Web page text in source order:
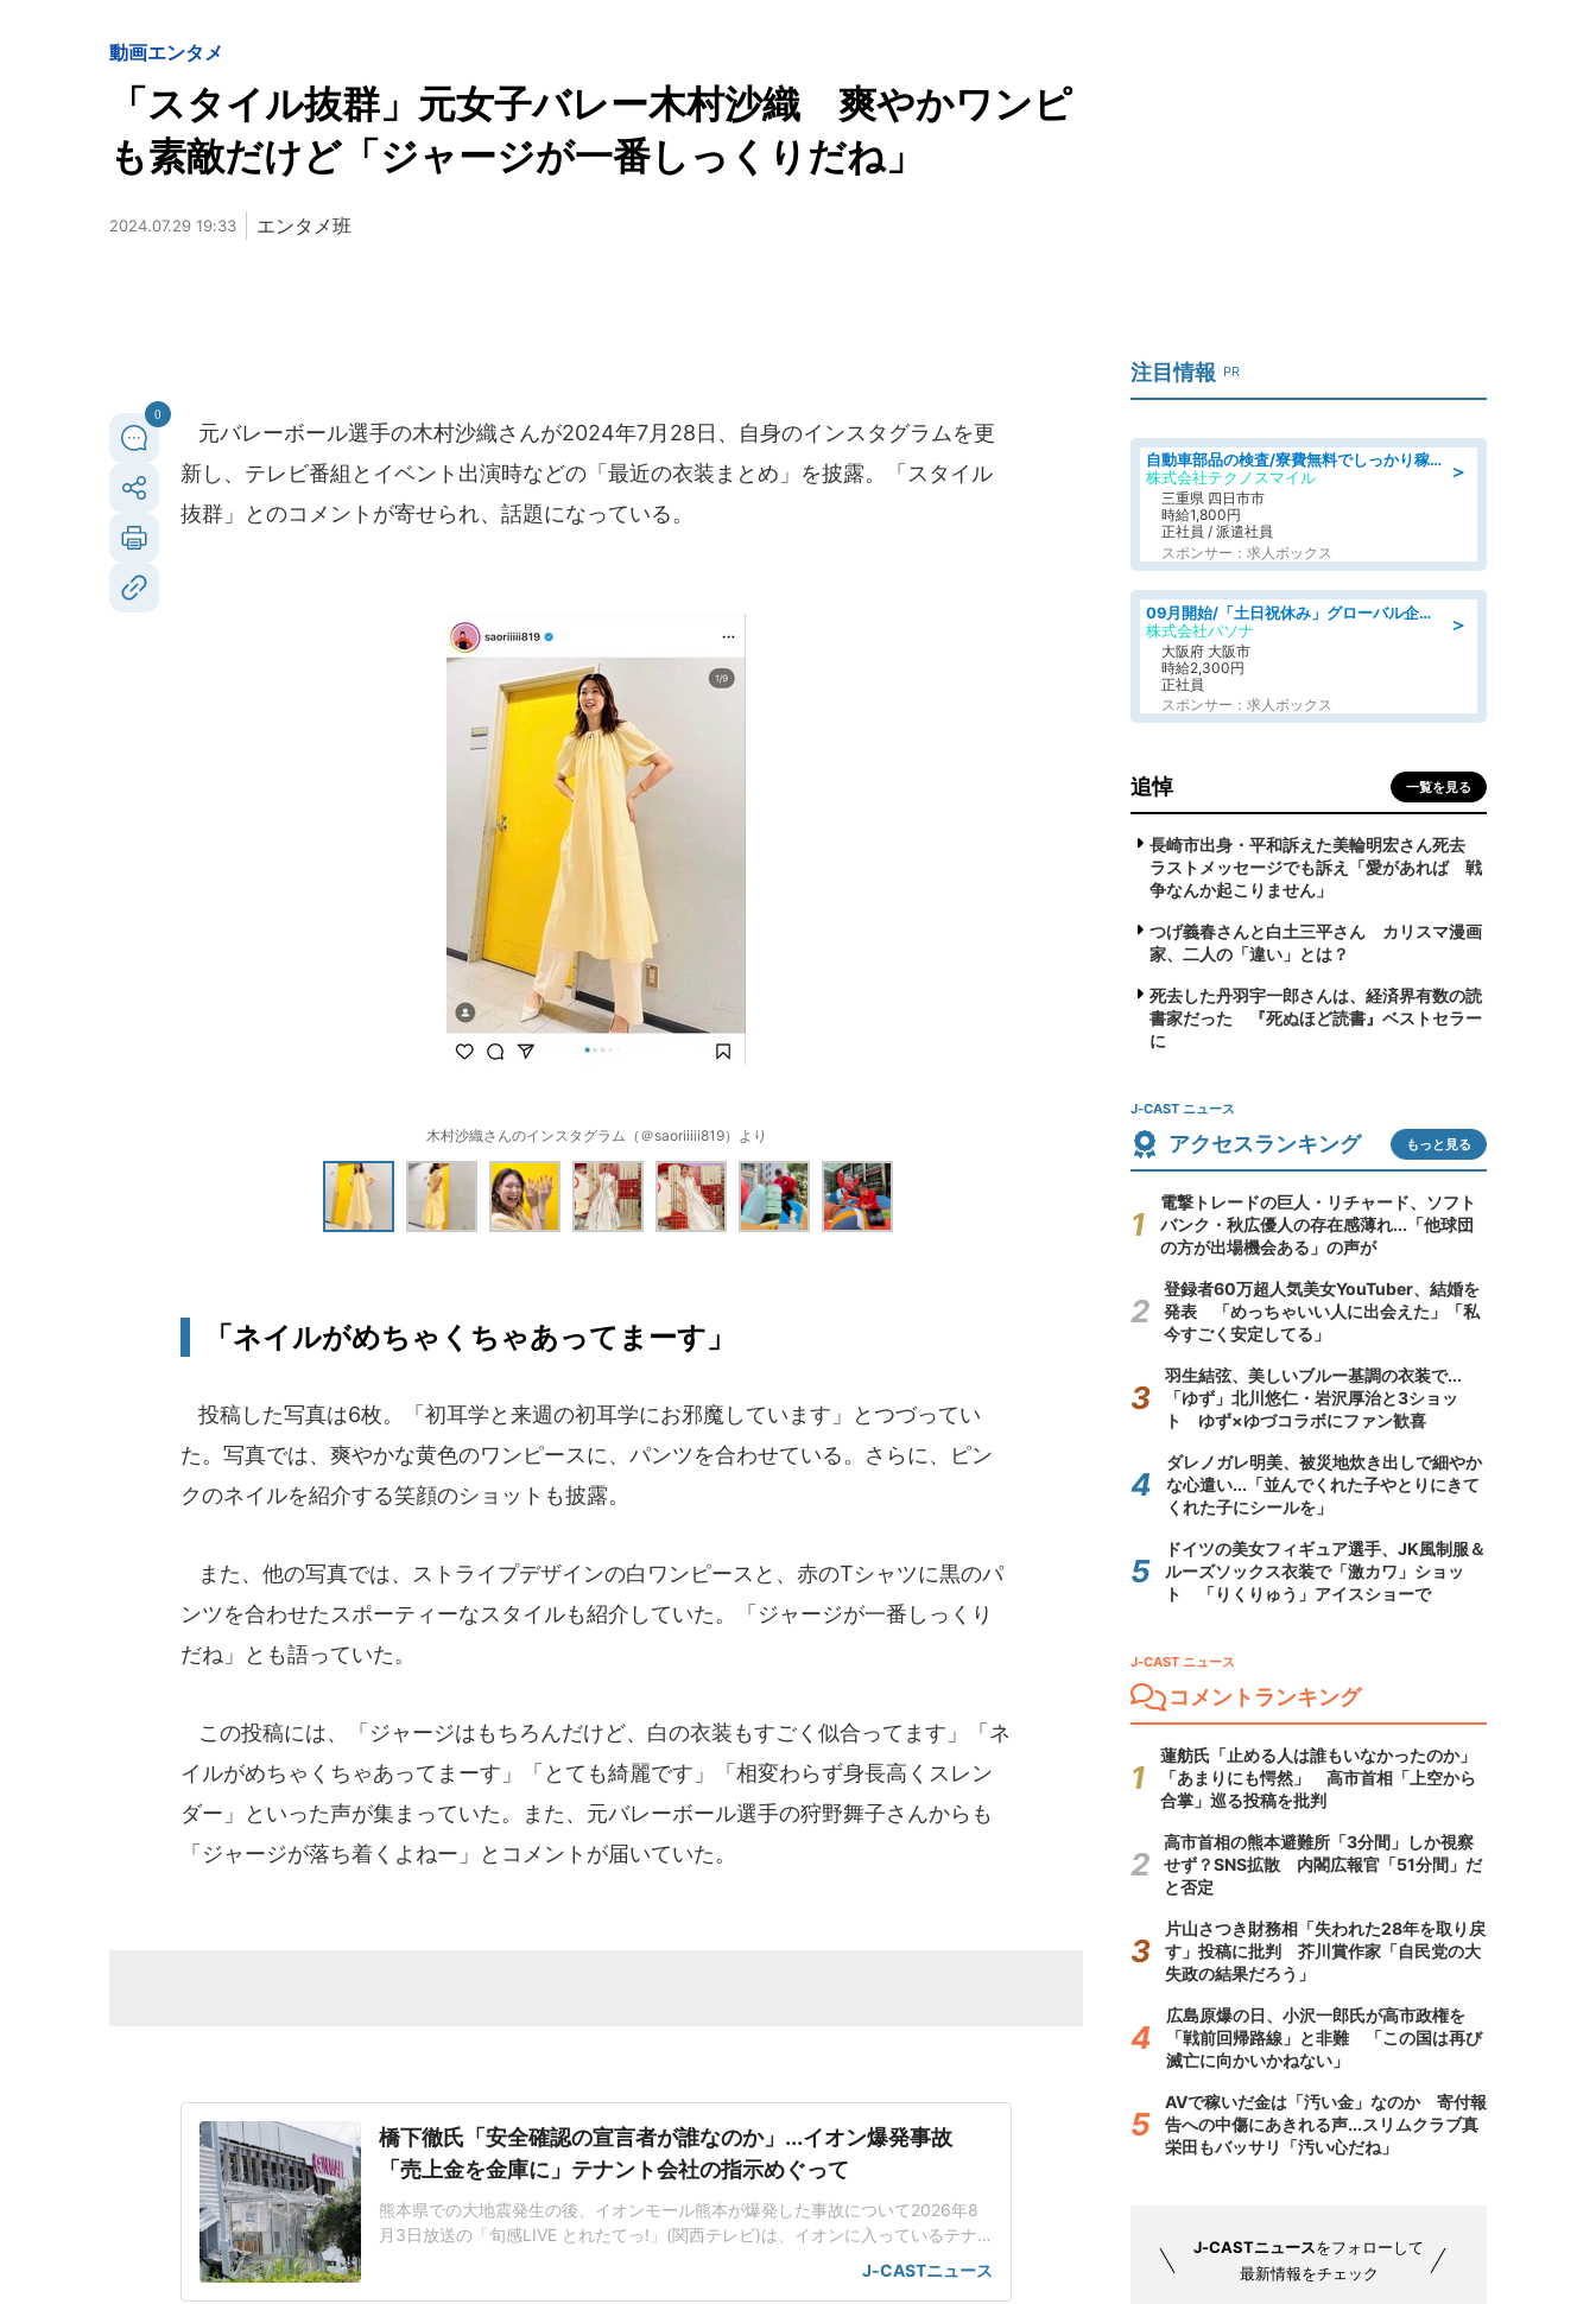
動画エンタメ
「スタイル抜群」元女子バレー木村沙織 爽やかワンピ
も素敵だけど「ジャージが一番しっくりだね」
2024.07.29 19:33 エンタメ班
0
元バレーボール選手の木村沙織さんが2024年7月28日、自身のインスタグラムを更
新し、テレビ番組とイベント出演時などの「最近の衣装まとめ」を披露。「スタイル
抜群」とのコメントが寄せられ、話題になっている。
木村沙織さんのインスタグラム（＠saoriiiii819）より
「ネイルがめちゃくちゃあってまーす」
投稿した写真は6枚。「初耳学と来週の初耳学にお邪魔しています」とつづってい
た。写真では、爽やかな黄色のワンピースに、パンツを合わせている。さらに、ピン
クのネイルを紹介する笑顔のショットも披露。
また、他の写真では、ストライプデザインの白ワンピースと、赤のTシャツに黒のパ
ンツを合わせたスポーティーなスタイルも紹介していた。「ジャージが一番しっくり
だね」とも語っていた。
この投稿には、「ジャージはもちろんだけど、白の衣装もすごく似合ってます」「ネ
イルがめちゃくちゃあってまーす」「とても綺麗です」「相変わらず身長高くスレン
ダー」といった声が集まっていた。また、元バレーボール選手の狩野舞子さんからも
「ジャージが落ち着くよねー」とコメントが届いていた。
橋下徹氏「安全確認の宣言者が誰なのか」...イオン爆発事故
「売上金を金庫に」テナント会社の指示めぐって
熊本県での大地震発生の後、イオンモール熊本が爆発した事故について2026年8
月3日放送の「旬感LIVE とれたてっ!」(関西テレビ)は、イオンに入っているテナ
ント会社の幹部が避難した従業員2人に売上金を金庫に入れるように指示したこと
で爆発事故の犠牲になったことを取り上げた。店内に戻った5分後に爆破が起きた
J-CASTニュース
注目情報 PR
＞
自動車部品の検査/寮費無料でしっかり稼げる denso aichi
株式会社テクノスマイル
三重県 四日市市
時給1,800円
正社員 / 派遣社員
スポンサー：求人ボックス
＞
09月開始/「土日祝休み」グローバル企業での産業保健のお仕事/保健師/高時給/残業なし/服装自由
株式会社パソナ
大阪府 大阪市
時給2,300円
正社員
スポンサー：求人ボックス
追悼 一覧を見る
長崎市出身・平和訴えた美輪明宏さん死去
ラストメッセージでも訴え「愛があれば 戦
争なんか起こりません」
つげ義春さんと白土三平さん カリスマ漫画
家、二人の「違い」とは？
死去した丹羽宇一郎さんは、経済界有数の読
書家だった 『死ぬほど読書』ベストセラー
に
J-CAST ニュース
アクセスランキング もっと見る
電撃トレードの巨人・リチャード、ソフト
バンク・秋広優人の存在感薄れ...「他球団
の方が出場機会ある」の声が
登録者60万超人気美女YouTuber、結婚を
発表 「めっちゃいい人に出会えた」「私
今すごく安定してる」
羽生結弦、美しいブルー基調の衣装で...
「ゆず」北川悠仁・岩沢厚治と3ショッ
ト ゆず×ゆづコラボにファン歓喜
ダレノガレ明美、被災地炊き出しで細やか
な心遣い...「並んでくれた子やとりにきて
くれた子にシールを」
ドイツの美女フィギュア選手、JK風制服＆
ルーズソックス衣装で「激カワ」ショッ
ト 「りくりゅう」アイスショーで
J-CAST ニュース
コメントランキング
蓮舫氏「止める人は誰もいなかったのか」
「あまりにも愕然」 高市首相「上空から
合掌」巡る投稿を批判
高市首相の熊本避難所「3分間」しか視察
せず？SNS拡散 内閣広報官「51分間」だ
と否定
片山さつき財務相「失われた28年を取り戻
す」投稿に批判 芥川賞作家「自民党の大
失政の結果だろう」
広島原爆の日、小沢一郎氏が高市政権を
「戦前回帰路線」と非難 「この国は再び
滅亡に向かいかねない」
AVで稼いだ金は「汚い金」なのか 寄付報
告への中傷にあきれる声...スリムクラブ真
栄田もバッサリ「汚い心だね」
J-CASTニュースをフォローして
最新情報をチェック